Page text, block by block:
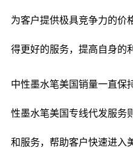
为客户提供极具竞争力的价
得更好的服务，提高自身的
中性墨水笔美国销量一直保
性墨水笔美国专线代发服务
和服务，帮助客户快速进入